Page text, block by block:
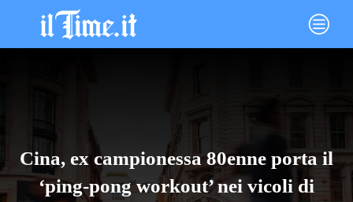
contenuto
Main
Menu
Cina, ex campionessa 80enne porta il
‘ping-pong workout’ nei vicoli di